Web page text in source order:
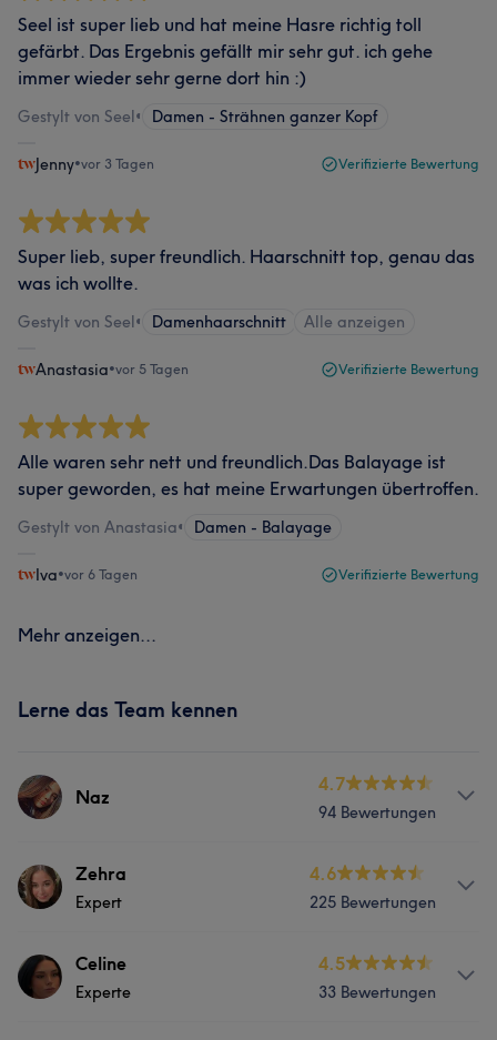
Seel ist super lieb und hat meine Hasre richtig toll
gefärbt. Das Ergebnis gefällt mir sehr gut. ich gehe
immer wieder sehr gerne dort hin :)
Gestylt von Seel• Damen - Strähnen ganzer Kopf
Jenny•vor 3 Tagen Verifizierte Bewertung
Super lieb, super freundlich. Haarschnitt top, genau das
was ich wollte.
Gestylt von Seel• Damenhaarschnitt Alle anzeigen
Anastasia•vor 5 Tagen Verifizierte Bewertung
Alle waren sehr nett und freundlich.Das Balayage ist
super geworden, es hat meine Erwartungen übertroffen.
Gestylt von Anastasia• Damen - Balayage
Iva•vor 6 Tagen Verifizierte Bewertung
Mehr anzeigen...
Lerne das Team kennen
Naz
4.7
94 Bewertungen
Info
Haarglättung Standart Balayage und soft Balayage
Haarfarben
Zehra
Expert
4.6
225 Bewertungen
Info
Balayage Babylights Foliensträhnen Milkshakes
Celine
Experte
4.5
33 Bewertungen